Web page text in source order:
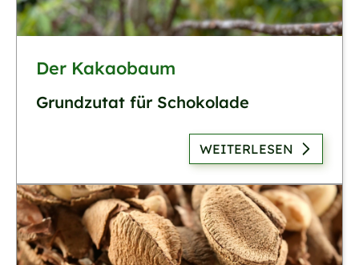
Der Kakaobaum
Grundzutat für Schokolade
WEITERLESEN